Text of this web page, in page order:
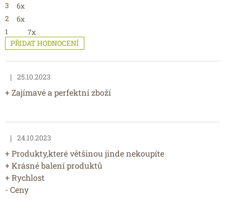
z
5
hvězdiček.
3
6x
2
6x
1
7x
PŘIDAT HODNOCENÍ
V
ý
p
i
h
n
o
c
e
Hodnocení obchodu je 5 z 5 hvězdiček.
| 25.10.2023
+ Zajímavé a perfektní zboží
Hodnocení obchodu je 5 z 5 hvězdiček.
| 24.10.2023
+ Produkty,které většinou jinde nekoupíte
+ Krásné balení produktů
+ Rychlost
- Ceny